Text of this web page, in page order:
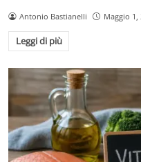
Antonio Bastianelli Maggio 1,
Leggi di più